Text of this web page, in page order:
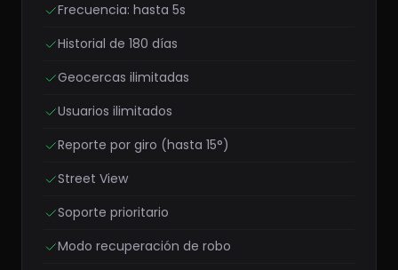
Frecuencia: hasta 5s
Historial de 180 días
Geocercas ilimitadas
Usuarios ilimitados
Reporte por giro (hasta 15°)
Street View
Soporte prioritario
Modo recuperación de robo